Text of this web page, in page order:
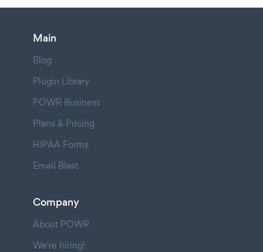
Main
Blog
Plugin Library
POWR Business
Plans & Pricing
HIPAA Forms
Email Blast
Company
About POWR
We're hiring!